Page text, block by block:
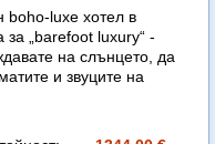
boho-luxe хотел в
„barefoot luxury“ -
на слънцето, да
и звуците на